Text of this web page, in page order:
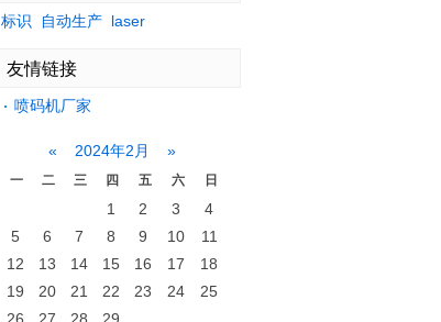
标识 自动生产 laser
友情链接
喷码机厂家
« 2024年2月 »
一 二 三 四 五 六 日
1 2 3
4
5
6 7 8 9 10
11
12
13 14 15 16 17
18
19
20 21 22 23 24
25
26
27 28 29